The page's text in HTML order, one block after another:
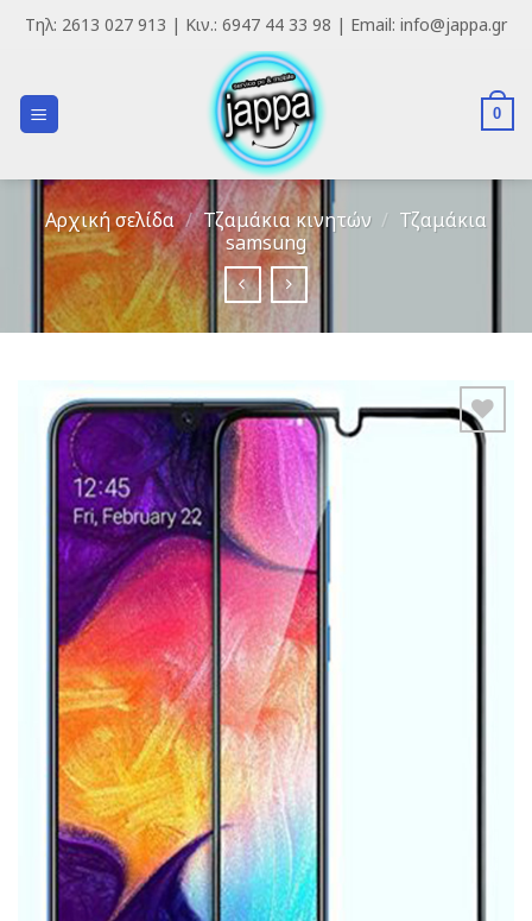
SkipΤηλ: 2613 027 913 | Κιν.: 6947 44 33 98 | Email: info@jappa.gr
0
Αρχική σελίδα / Τζαμάκια κινητών / Τζαμάκια
samsung